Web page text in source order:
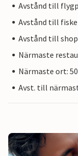
Avstånd till
Avstånd till
Avstånd till
Närmaste
Närmaste ort:
Avst. till